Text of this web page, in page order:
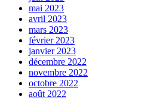
mai 2023
avril 2023
mars 2023
février 2023
janvier 2023
décembre 2022
novembre 2022
octobre 2022
août 2022